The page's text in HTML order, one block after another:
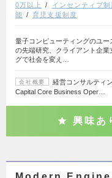
0万以上
インセンティブ制
能
育児支援制度
量子コンピューティングのユ
の先端研究、クライアント企
グで社会を変え…
会社概要
経営コンサルティ
Capital Core Business Oper…
興味あ